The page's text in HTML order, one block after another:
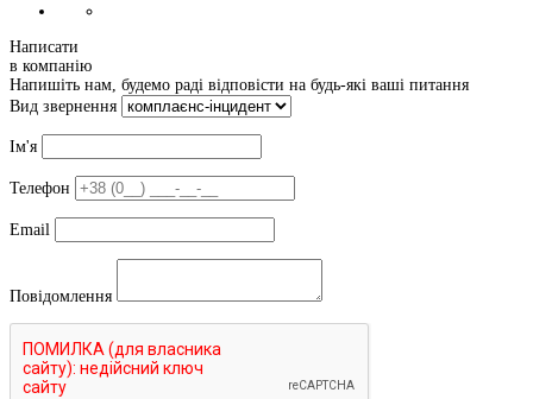
Написати
в компанію
Напишіть нам, будемо раді відповісти на будь-які ваші питання
Вид звернення
Ім'я
Телефон
Email
Повідомлення